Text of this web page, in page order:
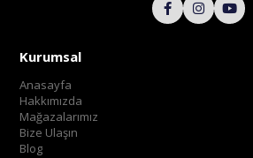
Kurumsal
Anasayfa
Hakkımızda
Mağazalarımız
Bize Ulaşın
Blog